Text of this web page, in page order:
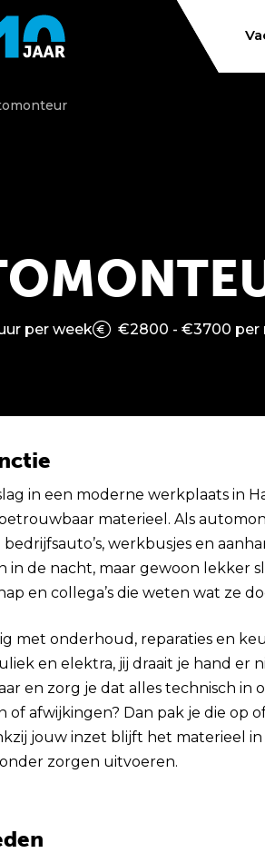
per week €2800 - €3700 per
1 minuut
in een moderne werkplaats in
materieel. Als
werkbusjes en
in de nacht, maar gewoon lekker
en collega’s die weten wat ze
met onderhoud, reparaties en
en elektra, jij draait je hand er
en zorg je dat alles technisch in
afwijkingen? Dan pak je die op
jouw inzet blijft het materieel
zorgen uitvoeren.